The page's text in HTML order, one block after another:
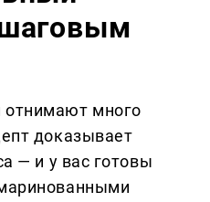
много
доказывает
— и у вас готовы